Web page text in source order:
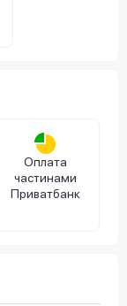
Оплата
частинами
Приватбанк